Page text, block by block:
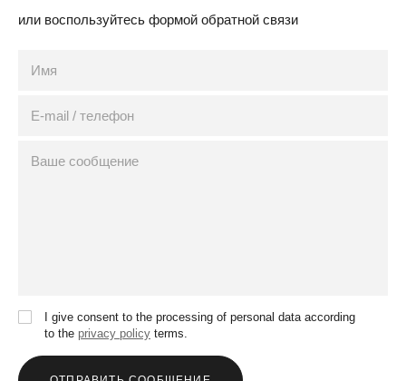
или воспользуйтесь формой обратной связи
I give consent to the processing of personal data according
to the privacy policy terms.